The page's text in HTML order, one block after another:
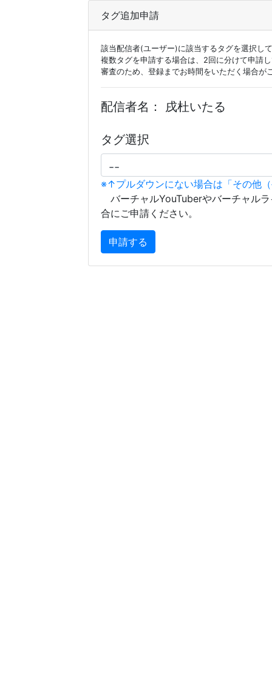
タグ追加申請
該当配信者(ユーザー)に該当するタグを選択し
複数タグを申請する場合は、2回に分けて申請
審査のため、登録までお時間をいただく場合が
配信者名： 戌杜いたる
タグ選択
※↑プルダウンにない場合は「その他
バーチャルYouTuberやバーチャル
合にご申請ください。
申請する